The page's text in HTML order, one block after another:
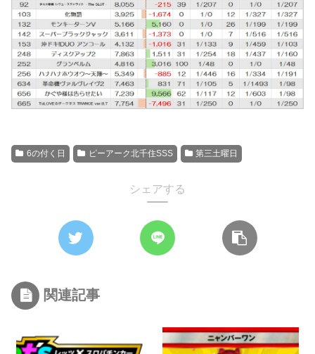
6の付く日 ピーアーク北千住SSS 第三土曜日
シェアする
関連記事